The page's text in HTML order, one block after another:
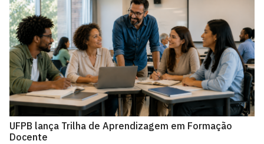
UFPB lança Trilha de Aprendizagem em Formação
Docente